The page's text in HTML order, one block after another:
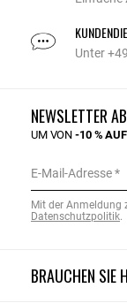
Unter
BRAUCHEN SIE
NEWSLETTER
UM VON-10 %
E-Mail-Adresse
Mit der Anmeldung
Datenschutzpolitik.